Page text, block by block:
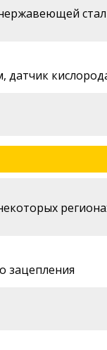
датчик
зацепления